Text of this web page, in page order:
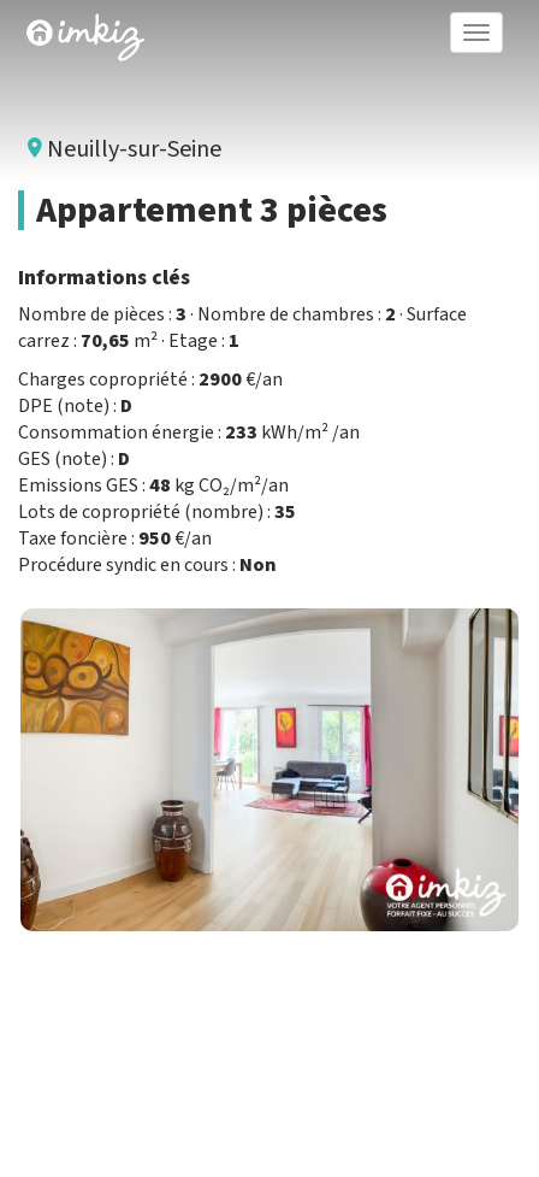
Toggle
Neuilly-sur-Seine
Appartement 3 pièces
Informations clés
Nombre de pièces :3· Nombre de chambres : 2· Surface
carrez : 70,65 m² · Etage : 1
Charges copropriété : 2900€/an
DPE (note) : D
Consommation énergie : 233 kWh/m² /an
GES (note) : D
Emissions GES :48 kg CO₂/m²/an
Lots de copropriété (nombre) :35
Taxe foncière : 950€/an
Procédure syndic en cours : Non